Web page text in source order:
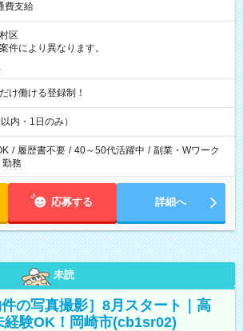
費支給
区
件により異なります。
け働ける登録制！
内・1日のみ）
/ 履歴書不要 / 40～50代活躍中 / 副業・Wワーク
勤務
応募する 詳細へ
未読
の写真撮影］8月スタート｜高
経験OK！岡崎市(cb1sr02)